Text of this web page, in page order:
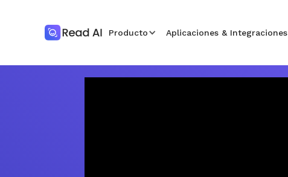
Producto Aplicaciones & Integraciones